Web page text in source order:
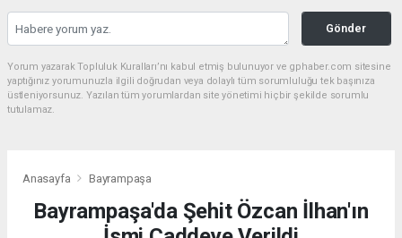
Gönder
Yorum yazarak Topluluk Kuralları’nı kabul etmiş bulunuyor ve gphaber.com sitesine
yaptığınız yorumunuzla ilgili doğrudan veya dolaylı tüm sorumluluğu tek başınıza
üstleniyorsunuz. Yazılan tüm yorumlardan site yönetimi hiçbir şekilde sorumlu
tutulamaz.
Anasayfa Bayrampaşa
Bayrampaşa'da Şehit Özcan İlhan'ın